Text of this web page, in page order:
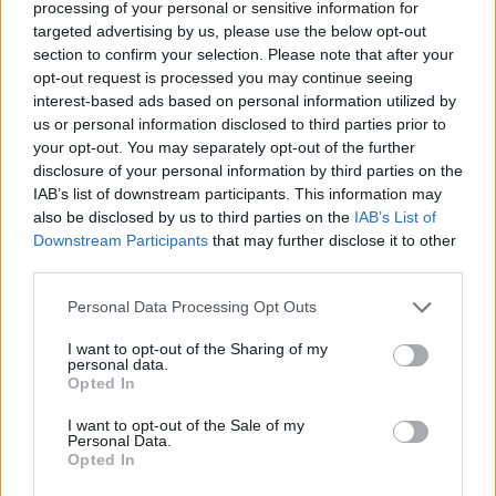
processing of your personal or sensitive information for
targeted advertising by us, please use the below opt-out
section to confirm your selection. Please note that after your
opt-out request is processed you may continue seeing
interest-based ads based on personal information utilized by
us or personal information disclosed to third parties prior to
your opt-out. You may separately opt-out of the further
disclosure of your personal information by third parties on the
IAB’s list of downstream participants. This information may
also be disclosed by us to third parties on the IAB’s List of
Downstream Participants that may further disclose it to other
Please note that this website/app uses one or more Google
not limited to your visit or usage behaviour. You may click to
grant or deny consent to Google and its third-party tags to
use your data for below specified purposes in below Google
consent section.
Personal Data Processing Opt Outs
I want to opt-out of the Sharing of my
personal data.
Opted In
I want to opt-out of the Sale of my
Personal Data.
Opted In
Malte Stefansson (65).
Sverige startade enbart med fem herråkare
trots att man har plats för sex stycken.
Samtidigt som tävlingarna i Oberhof äger rum,
går tävlingar i IBU-cupen i tyska Arber. De
svenska herrarna har haft entung start på
tävlingshelgen i Arber. Kanske är det en av
anledningarna till varför vi inte får se fler
– Det blir ett OK utgångsläge inför i morgon och
det ska bli roligt att få jaga lite längre upp i en
Kompletta resultat hittar du